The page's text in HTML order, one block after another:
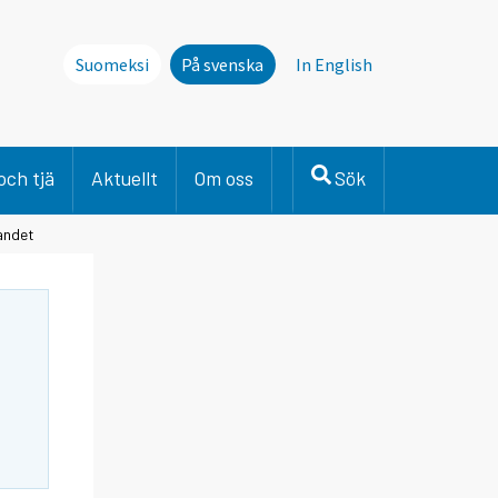
Suomeksi På svenska In English
tjä Aktuellt Om oss Sök